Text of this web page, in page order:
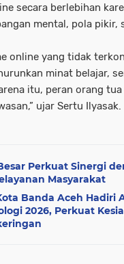
secara berlebihan
mental, pola pikir,
online yang tidak
minat belajar,
itu, peran orang
ujar Sertu Ilyasak.
Perkuat Sinergi
Masyarakat
Banda Aceh Hadiri
2026, Perkuat